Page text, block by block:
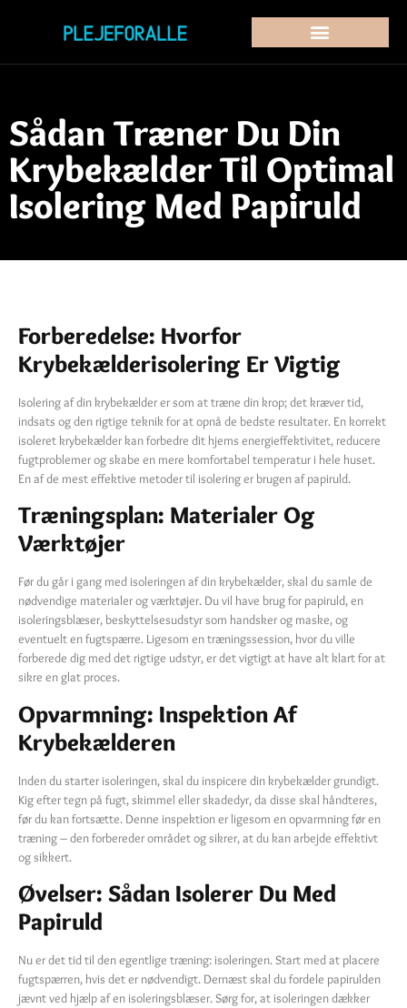
Sådan Træner Du Din
Krybekælder Til Optimal
Isolering Med Papiruld
Forberedelse: Hvorfor
Krybekælderisolering Er Vigtig
Isolering af din krybekælder er som at træne din krop; det kræver tid,
indsats og den rigtige teknik for at opnå de bedste resultater. En korrekt
isoleret krybekælder kan forbedre dit hjems energieffektivitet, reducere
fugtproblemer og skabe en mere komfortabel temperatur i hele huset.
En af de mest effektive metoder til isolering er brugen af papiruld.
Træningsplan: Materialer Og
Værktøjer
Før du går i gang med isoleringen af din krybekælder, skal du samle de
nødvendige materialer og værktøjer. Du vil have brug for papiruld, en
isoleringsblæser, beskyttelsesudstyr som handsker og maske, og
eventuelt en fugtspærre. Ligesom en træningssession, hvor du ville
forberede dig med det rigtige udstyr, er det vigtigt at have alt klart for at
sikre en glat proces.
Opvarmning: Inspektion Af
Krybekælderen
Inden du starter isoleringen, skal du inspicere din krybekælder grundigt.
Kig efter tegn på fugt, skimmel eller skadedyr, da disse skal håndteres,
før du kan fortsætte. Denne inspektion er ligesom en opvarmning før en
træning – den forbereder området og sikrer, at du kan arbejde effektivt
og sikkert.
Øvelser: Sådan Isolerer Du Med
Papiruld
Nu er det tid til den egentlige træning: isoleringen. Start med at placere
fugtspærren, hvis det er nødvendigt. Dernæst skal du fordele papirulden
jævnt ved hjælp af en isoleringsblæser. Sørg for, at isoleringen dækker